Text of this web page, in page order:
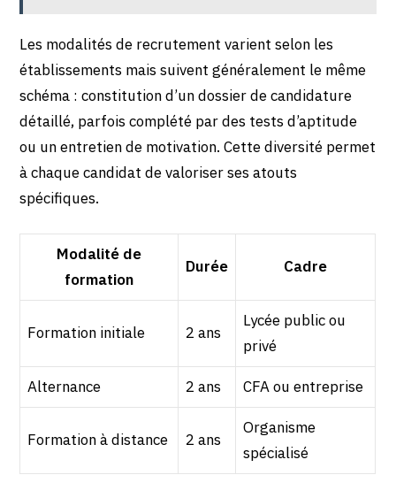
Les modalités de recrutement varient selon les
établissements mais suivent généralement le même
schéma : constitution d’un dossier de candidature
détaillé, parfois complété par des tests d’aptitude
ou un entretien de motivation. Cette diversité permet
à chaque candidat de valoriser ses atouts
spécifiques.
Modalité de
formation
Durée Cadre
Formation initiale 2 ans
Lycée public ou
privé
Alternance 2 ans CFA ou entreprise
Formation à distance 2 ans
Organisme
spécialisé